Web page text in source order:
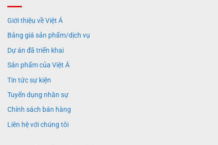
Giới thiệu về Việt Á
Bảng giá sản phẩm/dịch vụ
Dự án đã triển khai
Sản phẩm của Việt Á
Tin tức sự kiện
Tuyển dụng nhân sự
Chính sách bán hàng
Liên hệ với chúng tôi